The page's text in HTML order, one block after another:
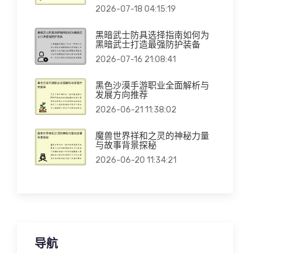
2026-07-18 04:15:19
黑暗武士防具选择指南如何为
黑暗武士打造最强防护装备
2026-07-16 21:08:41
黑色沙漠手游职业全面解析与
发展方向推荐
2026-06-21 11:38:02
魔兽世界祥和之灵的神秘力量
与故事背景探秘
2026-06-20 11:34:21
导航